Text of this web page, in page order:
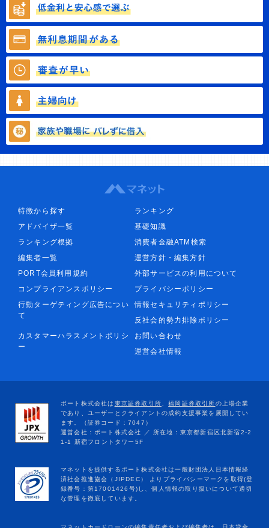
特徴から探す
ランキング
アドバイザ一覧
基礎知識
ランキング根拠
消費者金融ATM検索
編集者一覧
運営方針・編集方針
PORT会員利用規約
外部サービスの利用について
コンプライアンスポリシー
プライバシーポリシー
行動ターゲティング広告につい
て
情報セキュリティポリシー
反社会的勢力排除ポリシー
カスタマーハラスメントポリシ
ー
お問い合わせ
運営会社情報